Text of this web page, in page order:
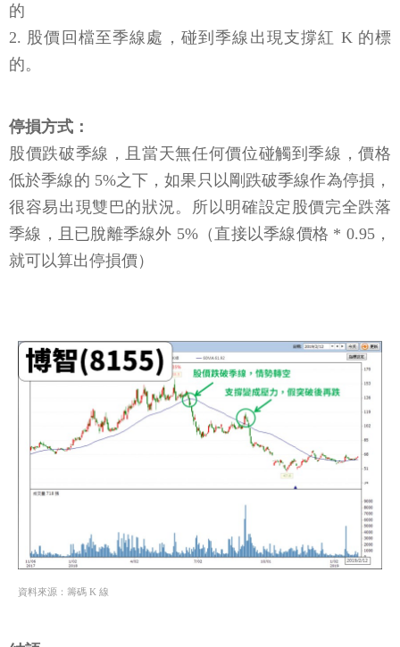
的
2. 股價回檔至季線處，碰到季線出現支撐紅 K 的標
的。
停損方式：
股價跌破季線，且當天無任何價位碰觸到季線，價格
低於季線的 5%之下，如果只以剛跌破季線作為停損，
很容易出現雙巴的狀況。所以明確設定股價完全跌落
季線，且已脫離季線外 5%（直接以季線價格 * 0.95，
就可以算出停損價）
資料來源：籌碼 K 線